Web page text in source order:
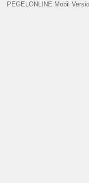
PEGELONLINE Mobil